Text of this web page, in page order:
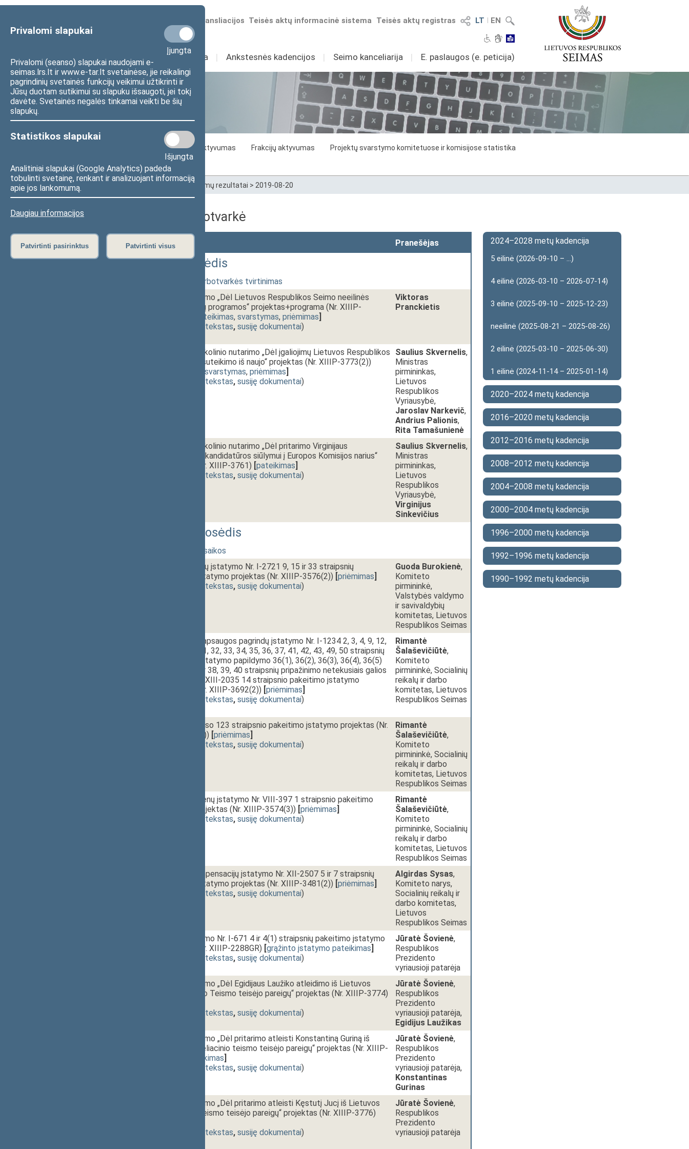
Privalomi slapukai
Įjungta
Privalomi (seanso) slapukai naudojami e-
seimas.lrs.lt ir www.e-tar.lt svetainėse, jie reikalingi
pagrindinių svetainės funkcijų veikimui užtikrinti ir
Jūsų duotam sutikimui su slapuku išsaugoti, jei tokį
davėte. Svetainės negalės tinkamai veikti be šių
slapukų.
Statistikos slapukai
Išjungta
Analitiniai slapukai (Google Analytics) padeda
tobulinti svetainę, renkant ir analizuojant informaciją
apie jos lankomumą.
Daugiau informacijos
Patvirtinti pasirinktus Patvirtinti visus
LT I EN
Teisės aktų registras
Teisės aktų informacinė sistema
Numatomos transliacijos
Sudėtis Veikla I Ankstesnės kadencijos I Seimo kanceliarija I E. paslaugos (e. peticija)
Statistika
Seimo narių aktyvumas Frakcijų aktyvumas
Projektų svarstymo komitetuose ir komisijose statistika
Seimo narių balsavimų rezultatai
Pradžia Seimo narių balsavimų rezultatai > 2019-08-20
2019-08-20 dienos darbotvarkė
Numeris Laikas Klausimas Pranešėjas
318 Rytinis neeilinis posėdis
Posėdžio darbotvarkės tvirtinimas
Seimo nutarimo „Dėl Lietuvos Respublikos Seimo neeilinės
sesijos darbų programos“ projektas+programa (Nr. XIIIP-
pateikimas, svarstymas, priėmimas]
dokumento tekstas, susiję dokumentai)
Viktoras
Pranckietis
Seimo protokolinio nutarimo „Dėl įgaliojimų Lietuvos Respublikos
Vyriausybei suteikimo iš naujo“ projektas (Nr. XIIIP-3773(2))
svarstymas, priėmimas]
dokumento tekstas, susiję dokumentai)
Saulius Skvernelis,
Ministras
pirmininkas,
Lietuvos
Respublikos
Vyriausybė,
Jaroslav Narkevič,
Andrius Palionis,
Rita Tamašunienė
Seimo protokolinio nutarimo „Dėl pritarimo Virginijaus
Sinkevičiaus kandidatūros siūlymui į Europos Komisijos narius“
projektas (Nr. XIIIP-3761) [pateikimas]
dokumento tekstas, susiję dokumentai)
Saulius Skvernelis,
Ministras
pirmininkas,
Lietuvos
Respublikos
Vyriausybė,
Virginijus
Sinkevičius
319 Vakarinis neeilinis posėdis
Ministrų priesaikos
Seimo rinkimų įstatymo Nr. I-2721 9, 15 ir 33 straipsnių
pakeitimo įstatymo projektas (Nr. XIIIP-3576(2)) [priėmimas]
dokumento tekstas, susiję dokumentai)
Guoda Burokienė,
Komiteto
pirmininkė,
Valstybės valdymo
ir savivaldybių
komitetas, Lietuvos
Respublikos Seimas
Vaiko teisių apsaugos pagrindų įstatymo Nr. I-1234 2, 3, 4, 9, 12,
14, 29, 30, 31, 32, 33, 34, 35, 36, 37, 41, 42, 43, 49, 50 straipsnių
pakeitimo, Įstatymo papildymo 36(1), 36(2), 36(3), 36(4), 36(5)
straipsniais ir 38, 39, 40 straipsnių pripažinimo netekusiais galios
įstatymo Nr. XIII-2035 14 straipsnio pakeitimo įstatymo
projektas (Nr. XIIIP-3692(2)) [priėmimas]
dokumento tekstas, susiję dokumentai)
Rimantė
Šalaševičiūtė,
Komiteto
pirmininkė, Socialinių
reikalų ir darbo
komitetas, Lietuvos
Respublikos Seimas
Darbo kodekso 123 straipsnio pakeitimo įstatymo projektas (Nr.
XIIP-4833(2)) [priėmimas]
dokumento tekstas, susiję dokumentai)
Rimantė
Šalaševičiūtė,
Komiteto
pirmininkė, Socialinių
reikalų ir darbo
komitetas, Lietuvos
Respublikos Seimas
Atmintinų dienų įstatymo Nr. VIII-397 1 straipsnio pakeitimo
įstatymo projektas (Nr. XIIIP-3574(3)) [priėmimas]
dokumento tekstas, susiję dokumentai)
Rimantė
Šalaševičiūtė,
Komiteto
pirmininkė, Socialinių
reikalų ir darbo
komitetas, Lietuvos
Respublikos Seimas
Tikslinių kompensacijų įstatymo Nr. XII-2507 5 ir 7 straipsnių
pakeitimo įstatymo projektas (Nr. XIIIP-3481(2)) [priėmimas]
dokumento tekstas, susiję dokumentai)
Algirdas Sysas,
Komiteto narys,
Socialinių reikalų ir
darbo komitetas,
Lietuvos
Respublikos Seimas
Miškų įstatymo Nr. I-671 4 ir 4(1) straipsnių pakeitimo įstatymo
projektas (Nr. XIIIP-2288GR) [grąžinto įstatymo pateikimas]
dokumento tekstas, susiję dokumentai)
Jūratė Šovienė,
Respublikos
Prezidento
vyriausioji patarėja
Seimo nutarimo „Dėl Egidijaus Laužiko atleidimo iš Lietuvos
Aukščiausiojo Teismo teisėjo pareigų“ projektas (Nr. XIIIP-3774)
dokumento tekstas, susiję dokumentai)
Jūratė Šovienė,
Respublikos
Prezidento
vyriausioji patarėja,
Egidijus Laužikas
Seimo nutarimo „Dėl pritarimo atleisti Konstantiną Guriną iš
Lietuvos apeliacinio teismo teisėjo pareigų“ projektas (Nr. XIIIP-
pateikimas]
dokumento tekstas, susiję dokumentai)
Jūratė Šovienė,
Respublikos
Prezidento
vyriausioji patarėja,
Konstantinas
Gurinas
Seimo nutarimo „Dėl pritarimo atleisti Kęstutį Jucį iš Lietuvos
apeliacinio teismo teisėjo pareigų“ projektas (Nr. XIIIP-3776)
dokumento tekstas, susiję dokumentai)
Jūratė Šovienė,
Respublikos
Prezidento
vyriausioji patarėja
2024–2028 metų kadencija
5 eilinė (2026-09-10 – ...)
4 eilinė (2026-03-10 – 2026-07-14)
3 eilinė (2025-09-10 – 2025-12-23)
neeilinė (2025-08-21 – 2025-08-26)
2 eilinė (2025-03-10 – 2025-06-30)
1 eilinė (2024-11-14 – 2025-01-14)
2020–2024 metų kadencija
2016–2020 metų kadencija
2012–2016 metų kadencija
2008–2012 metų kadencija
2004–2008 metų kadencija
2000–2004 metų kadencija
1996–2000 metų kadencija
1992–1996 metų kadencija
1990–1992 metų kadencija